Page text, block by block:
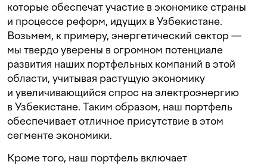
которые обеспечат участие в экономике страны
и процессе реформ, идущих в Узбекистане.
Возьмем, к примеру, энергетический сектор —
мы твердо уверены в огромном потенциале
развития наших портфельных компаний в этой
области, учитывая растущую экономику
и увеличивающийся спрос на электроэнергию
в Узбекистане. Таким образом, наш портфель
обеспечивает отличное присутствие в этом
сегменте экономики.
Кроме того, наш портфель включает